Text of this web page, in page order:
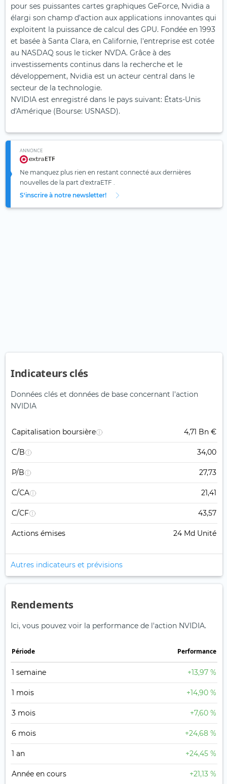
pour ses puissantes cartes graphiques GeForce, Nvidia a
élargi son champ d'action aux applications innovantes qui
exploitent la puissance de calcul des GPU. Fondée en 1993
et basée à Santa Clara, en Californie, l'entreprise est cotée
au NASDAQ sous le ticker NVDA. Grâce à des
investissements continus dans la recherche et le
développement, Nvidia est un acteur central dans le
secteur de la technologie.
NVIDIA est enregistré dans le pays suivant: États-Unis
d'Amérique (Bourse: USNASD).
ANNONCE
Ne manquez plus rien en restant connecté aux dernières
nouvelles de la part d'extraETF .
S'inscrire à notre newsletter!
Indicateurs clés
Données clés et données de base concernant l'action
NVIDIA
Capitalisation boursière 4,71 Bn €
C/B 34,00
P/B 27,73
C/CA 21,41
C/CF 43,57
Actions émises 24 Md Unité
Autres indicateurs et prévisions
Rendements
Ici, vous pouvez voir la performance de l'action NVIDIA.
Période Performance
1 semaine +13,97 %
1 mois +14,90 %
3 mois +7,60 %
6 mois +24,68 %
1 an +24,45 %
Année en cours +21,13 %